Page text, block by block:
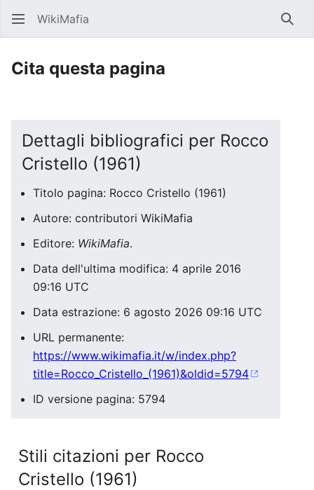
WikiMafia
Cita questa pagina
Dettagli bibliografici per Rocco
Cristello (1961)
Titolo pagina: Rocco Cristello (1961)
Autore: contributori WikiMafia
Editore: WikiMafia.
Data dell'ultima modifica: 4 aprile 2016
09:16 UTC
Data estrazione: 6 agosto 2026 09:16 UTC
URL permanente:
https://www.wikimafia.it/w/index.php?
title=Rocco_Cristello_(1961)&oldid=5794
ID versione pagina: 5794
Stili citazioni per Rocco
Cristello (1961)